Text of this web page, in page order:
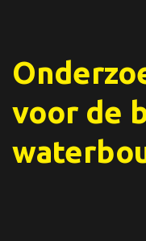
voor de